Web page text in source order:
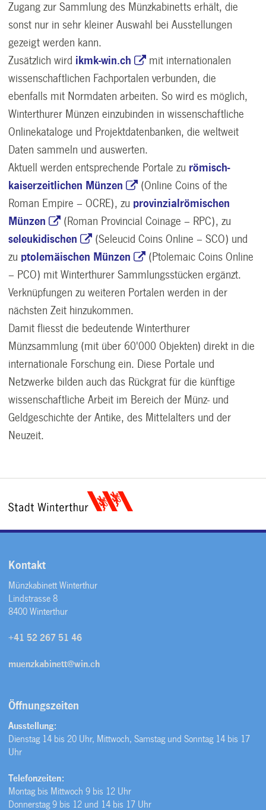
Zugang zur Sammlung des Münzkabinetts erhält, die
sonst nur in sehr kleiner Auswahl bei Ausstellungen
gezeigt werden kann.
Zusätzlich wird ikmk-win.ch
mit internationalen
wissenschaftlichen Fachportalen verbunden, die
ebenfalls mit Normdaten arbeiten. So wird es möglich,
Winterthurer Münzen einzubinden in wissenschaftliche
Onlinekataloge und Projektdatenbanken, die weltweit
Daten sammeln und auswerten.
Aktuell werden entsprechende Portale zu römisch-
kaiserzeitlichen Münzen
(Online Coins of the
Roman Empire – OCRE), zu provinzialrömischen
Münzen
(Roman Provincial Coinage – RPC), zu
seleukidischen
(Seleucid Coins Online – SCO) und
zu ptolemäischen Münzen
(Ptolemaic Coins Online
– PCO) mit Winterthurer Sammlungsstücken ergänzt.
Verknüpfungen zu weiteren Portalen werden in der
nächsten Zeit hinzukommen.
Damit fliesst die bedeutende Winterthurer
Münzsammlung (mit über 60'000 Objekten) direkt in die
internationale Forschung ein. Diese Portale und
Netzwerke bilden auch das Rückgrat für die künftige
wissenschaftliche Arbeit im Bereich der Münz- und
Geldgeschichte der Antike, des Mittelalters und der
Neuzeit.
Kontakt
Münzkabinett Winterthur
Lindstrasse 8
8400 Winterthur
+41 52 267 51 46
muenzkabinett@win.ch
Öffnungszeiten
Ausstellung:
Dienstag 14 bis 20 Uhr, Mittwoch, Samstag und Sonntag 14 bis 17
Uhr
Telefonzeiten:
Montag bis Mittwoch 9 bis 12 Uhr
Donnerstag 9 bis 12 und 14 bis 17 Uhr